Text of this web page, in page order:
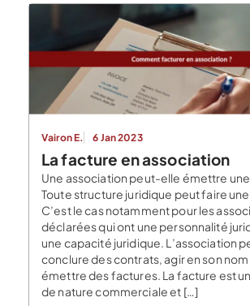
Vairon E. 6 Jan 2023
La facture en association
Une association peut-elle émettre
Toute structure juridique peut faire
C’est le cas notamment pour les
déclarées qui ont une personnalité
une capacité juridique. L’association
conclure des contrats, agir en son
émettre des factures. La facture est
de nature commerciale et […]